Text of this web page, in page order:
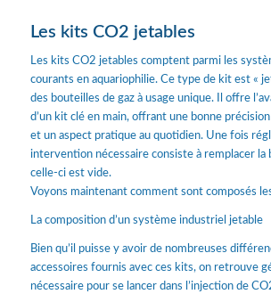
Les kits CO2 jetables
Les kits CO2 jetables comptent parmi les
courants en aquariophilie. Ce type de kit est «
des bouteilles de gaz à usage unique. Il offre
d’un kit clé en main, offrant une bonne
et un aspect pratique au quotidien. Une fois
intervention nécessaire consiste à remplacer la
celle-ci est vide.
Voyons maintenant comment sont composés
La composition d’un système industriel jetable
Bien qu’il puisse y avoir de nombreuses
accessoires fournis avec ces kits, on retrouve
nécessaire pour se lancer dans l’injection de